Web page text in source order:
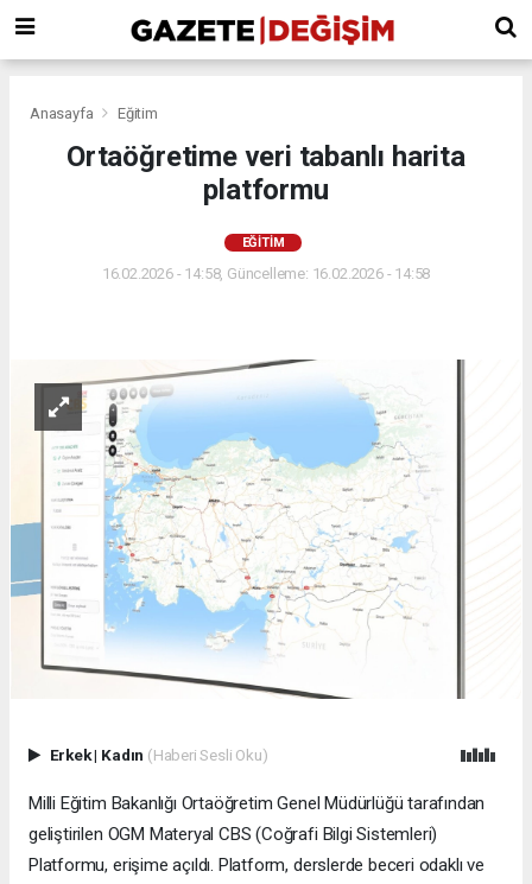
Anasayfa Eğitim
Ortaöğretime veri tabanlı harita
platformu
EĞITIM
16.02.2026 - 14:58, Güncelleme: 16.02.2026 - 14:58
Erkek| Kadın (Haberi Sesli Oku)
Milli Eğitim Bakanlığı Ortaöğretim Genel Müdürlüğü tarafından
geliştirilen OGM Materyal CBS (Coğrafi Bilgi Sistemleri)
Platformu, erişime açıldı. Platform, derslerde beceri odaklı ve